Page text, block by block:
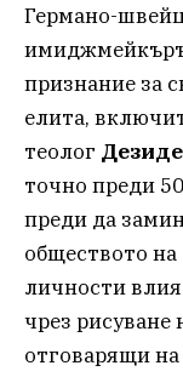
Германо-
признание за
елитa,
теолог
точно преди
преди да
обществото на
личности
чрез
отговарящи